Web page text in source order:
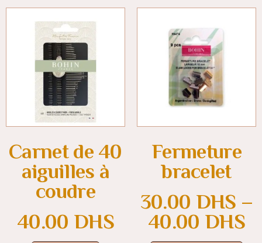
Carnet de 40
aiguilles à
coudre
40.00 DHS
Fermeture
bracelet
30.00 DHS –
40.00 DHS